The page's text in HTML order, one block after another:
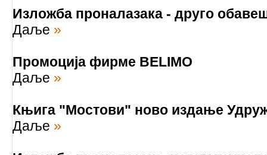
Изложба проналазака - друго
Даље »
Промоција фирме BELIMO
Даље »
Књига "Мостови" ново издање
Даље »